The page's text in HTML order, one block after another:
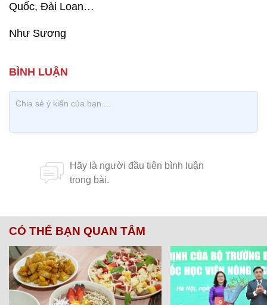
Quốc, Đài Loan…
Như Sương
CÓ THỂ BẠN QUAN TÂM